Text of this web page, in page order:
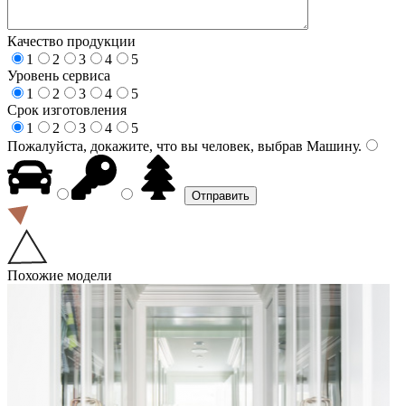
Качество продукции
1
2 3 4
5
Уровень сервиса
1
2 3 4
5
Срок изготовления
1
2 3 4
5
Пожалуйста, докажите, что вы человек, выбрав Машину.
Похожие модели